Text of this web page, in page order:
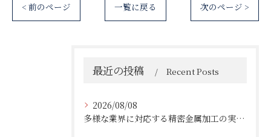
< 前のページ 一覧に戻る 次のページ >
最近の投稿 Recent Posts
2026/08/08
多様な業界に対応する精密金属加工の実績と技術